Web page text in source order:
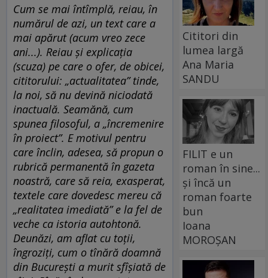
Cum se mai întîmplă, reiau, în
numărul de azi, un text care a
mai apărut (acum vreo zece
ani...). Reiau și explicația
(scuza) pe care o ofer, de obicei,
cititorului: „actualitatea” tinde,
la noi, să nu devină niciodată
inactuală. Seamănă, cum
spunea filosoful, a „încremenire
în proiect”. E motivul pentru
care înclin, adesea, să propun o
rubrică permanentă în gazeta
noastră, care să reia, exasperat,
textele care dovedesc mereu că
„realitatea imediată” e la fel de
veche ca istoria autohtonă.
Deunăzi, am aflat cu toții,
îngroziți, cum o tînără doamnă
din București a murit sfîșiată de
Cititori din
lumea largă
Ana Maria
SANDU
FILIT e un
roman în sine...
și încă un
roman foarte
bun
Ioana
MOROȘAN